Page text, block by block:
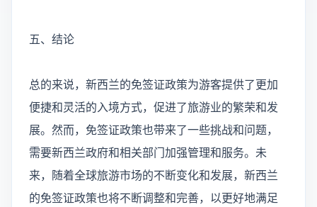
五、结论
总的来说，新西兰的免签证政策为游客提供了更加
便捷和灵活的入境方式，促进了旅游业的繁荣和发
展。然而，免签证政策也带来了一些挑战和问题，
需要新西兰政府和相关部门加强管理和服务。未
来，随着全球旅游市场的不断变化和发展，新西兰
的免签证政策也将不断调整和完善，以更好地满足